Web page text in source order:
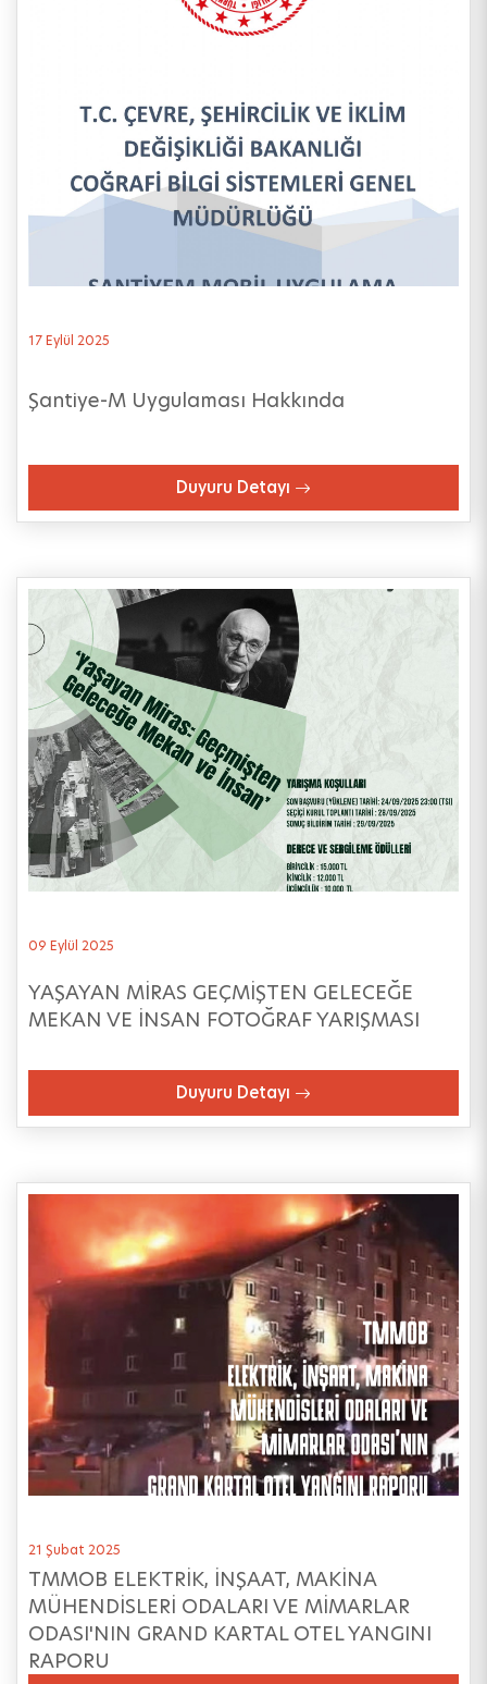
17 Eylül 2025
Şantiye-M Uygulaması Hakkında
Duyuru Detayı
09 Eylül 2025
YAŞAYAN MİRAS GEÇMİŞTEN GELECEĞE
MEKAN VE İNSAN FOTOĞRAF YARIŞMASI
Duyuru Detayı
21 Şubat 2025
TMMOB ELEKTRİK, İNŞAAT, MAKİNA
MÜHENDİSLERİ ODALARI VE MİMARLAR
ODASI'NIN GRAND KARTAL OTEL YANGINI
RAPORU